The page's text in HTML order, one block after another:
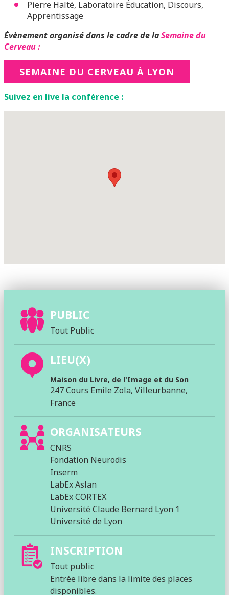
Pierre Halté, Laboratoire Éducation, Discours,
Apprentissage
Évènement organisé dans le cadre de laSemaine du
Cerveau :
SEMAINE DU CERVEAU À LYON
Suivez en live la conférence :
PUBLIC
Tout Public
LIEU(X)
Maison du Livre, de l'Image et du Son
247 Cours Emile Zola, Villeurbanne,
France
ORGANISATEURS
CNRS
Fondation Neurodis
Inserm
LabEx Aslan
LabEx CORTEX
Université Claude Bernard Lyon 1
Université de Lyon
INSCRIPTION
Tout public
Entrée libre dans la limite des places
disponibles.